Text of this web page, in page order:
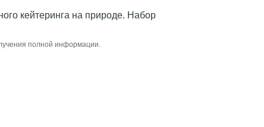
кейтеринга на природе. Набор
полной информации.